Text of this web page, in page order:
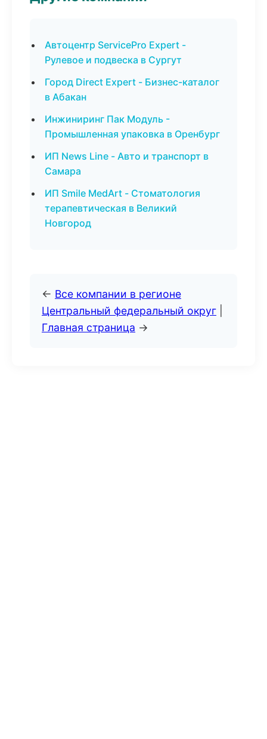
Автоцентр ServicePro Expert -
Рулевое и подвеска в Сургут
Город Direct Expert - Бизнес-каталог
в Абакан
Инжиниринг Пак Модуль -
Промышленная упаковка в Оренбург
ИП News Line - Авто и транспорт в
Самара
ИП Smile MedArt - Стоматология
терапевтическая в Великий
Новгород
← Все компании в регионе
Центральный федеральный округ
Главная страница →